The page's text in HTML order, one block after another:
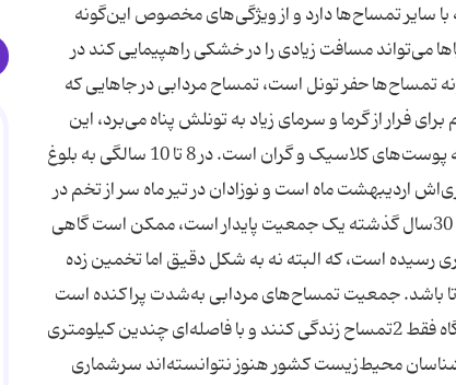
با سایر تمساح‌ها دارد و از ویژگی‌های مخصوص این‌گونه
می‌تواند مسافت زیادی را در خشکی راهپیمایی کند در
تمساح‌ها حفر تونل است، تمساح مردابی در جاهایی که
فرار از گرما و سرمای زیاد به تونلش پناه می‌برد، این
تمساح دارای قد متوسط است و‌2 تا 3 متری است و پوستش هم از جمله‌ پوست‌های کلاسیک و گران است. در 8 تا 10 سالگی به بلوغ
می‌کند. فصل تخم‌گذاری‌اش اردیبهشت ماه است و نوزادان در تیر ماه سر از تخم در
می‌‌‌آورند. جمعیتی که در حال حاضر از گاندوها در کشورمان داریم در طول 30سال گذشته یک جمعیت پایدار است، ممکن است گاهی
رسیده است، که البته نه به شکل دقیق اما تخمین زده
می‌شود که جمعیت گاندوهای ساکن بلوچستان ایران حدود200 تا 300 تا باشد. جمعیت تمساح‌های مردابی به‌شدت پراکنده است
یعنی فاصله بین زیستگاه‌ها خیلی زیاد است و ممکن است در یک زیستگاه فقط 2تمساح زندگی کنند و با فاصله‌ای چندین کیلومتری
محیط‌زیست کشور هنوز نتوانسته‌اند سرشماری